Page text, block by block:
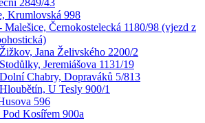
Krumlovská 998
Malešice, Černokostelecká 1180/98 (vjezd z
Jana Želivského 2200/2
Jeremiášova 1131/19
Chabry, Dopraváků 5/813
U Tesly 900/1
596
Pod Kosířem 900a